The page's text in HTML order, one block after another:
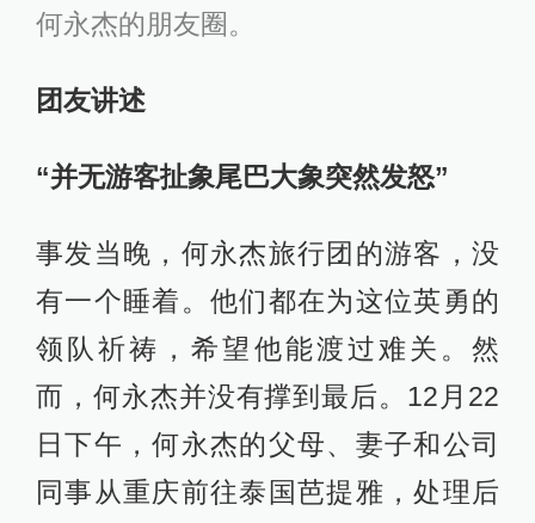
何永杰的朋友圈。
团友讲述
“并无游客扯象尾巴大象突然发怒”
事发当晚，何永杰旅行团的游客，没
有一个睡着。他们都在为这位英勇的
领队祈祷，希望他能渡过难关。然
而，何永杰并没有撑到最后。12月22
日下午，何永杰的父母、妻子和公司
同事从重庆前往泰国芭提雅，处理后